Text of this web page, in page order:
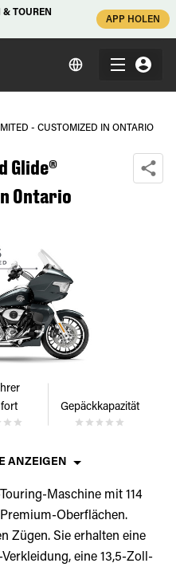
& TOUREN
APP HOLEN
- CUSTOMIZED IN ONTARIO
Glide®
Ontario
Gepäckkapazität
ANZEIGEN
Maschine mit 114
Oberflächen.
Zügen. Sie erhalten eine
eine 13,5-Zoll-